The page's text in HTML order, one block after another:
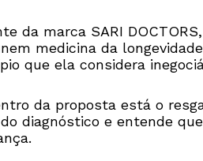
da marca SARI
medicina da
que ela considera
da proposta está o
diagnóstico e entende